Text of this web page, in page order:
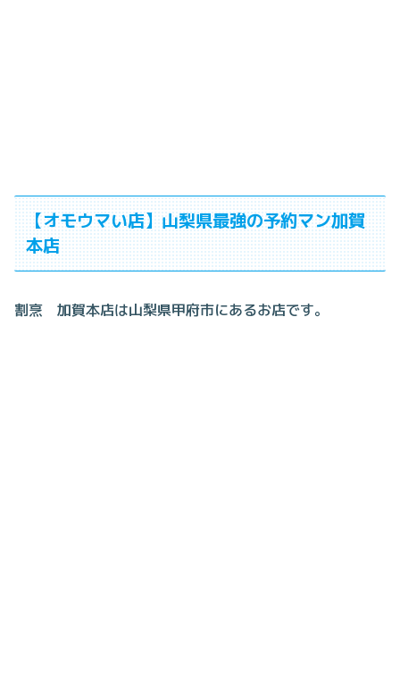
【オモウマい店】山梨県最強の予約マン加賀
本店
割烹 加賀本店は山梨県甲府市にあるお店です。